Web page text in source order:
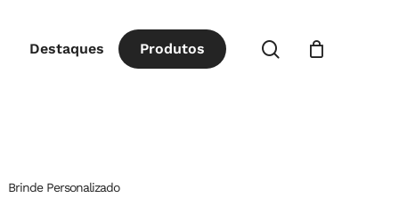
Destaques Produtos procurar
Brinde Personalizado